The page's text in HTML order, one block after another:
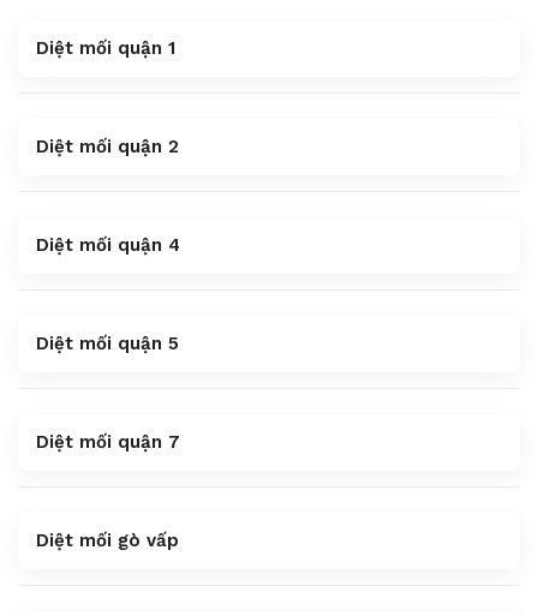
Diệt mối quận 1
Diệt mối quận 2
Diệt mối quận 4
Diệt mối quận 5
Diệt mối quận 7
Diệt mối gò vấp